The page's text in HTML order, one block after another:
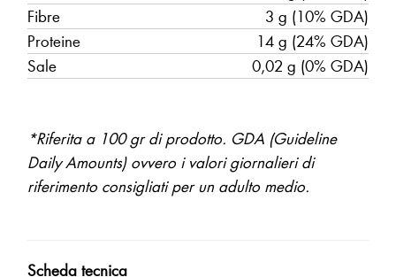
Fibre
3 g (10% GDA)
Proteine
14 g (24% GDA)
Sale
0,02 g (0% GDA)
*Riferita a 100 gr di prodotto. GDA (Guideline
Daily Amounts) ovvero i valori giornalieri di
riferimento consigliati per un adulto medio.
Scheda tecnica